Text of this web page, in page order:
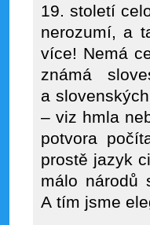
19. století
nerozumí, a
více! Nemá
známá
a
– viz hmla
potvora
prostě jazyk
málo národů
A tím jsme